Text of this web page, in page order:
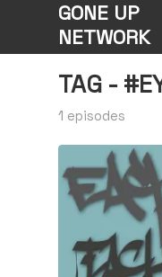
GONE UP
NETWORK
TAG -
1 episodes